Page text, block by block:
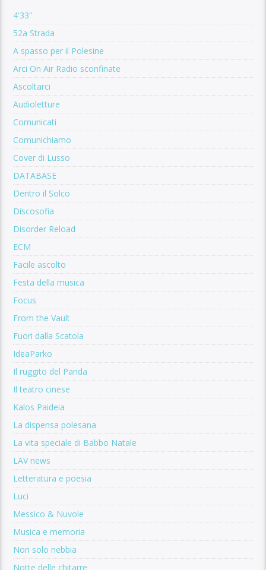
4'33''
52a Strada
A spasso per il Polesine
Arci On Air Radio sconfinate
Ascoltarci
Audioletture
Comunicati
Comunichiamo
Cover di Lusso
DATABASE
Dentro il Solco
Discosofia
Disorder Reload
ECM
Facile ascolto
Festa della musica
Focus
From the Vault
Fuori dalla Scatola
IdeaParko
Il ruggito del Panda
Il teatro cinese
Kalos Paideia
La dispensa polesana
La vita speciale di Babbo Natale
LAV news
Letteratura e poesia
Luci
Messico & Nuvole
Musica e memoria
Non solo nebbia
Notte delle chitarre